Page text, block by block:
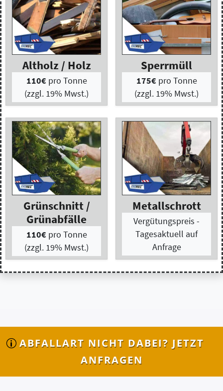
ABFALLART NICHT DABEI? JETZT
ANFRAGEN